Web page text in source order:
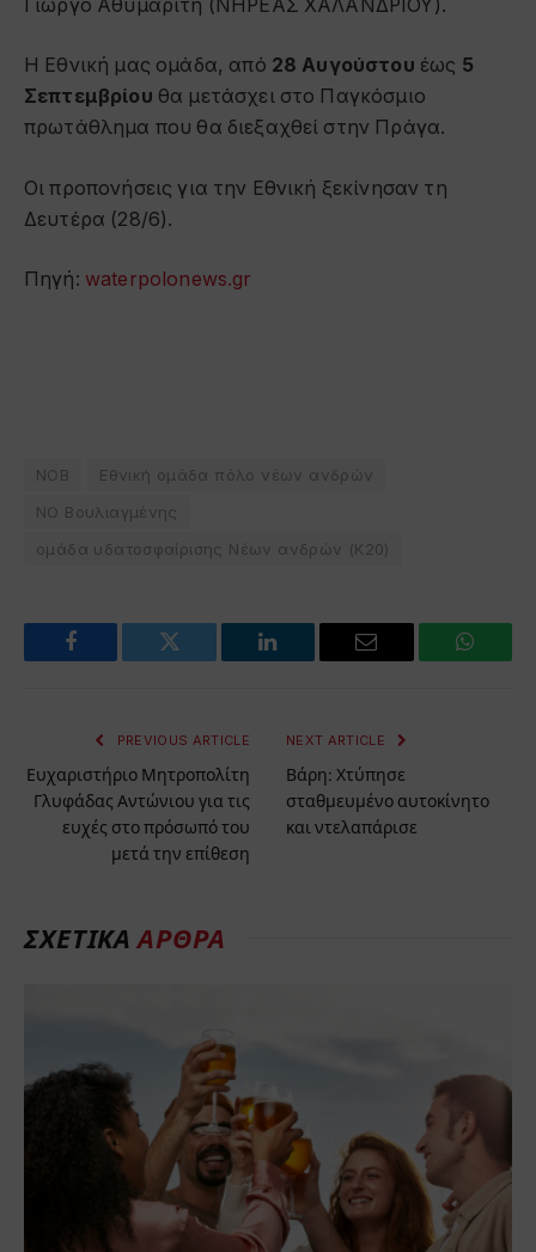
Γιώργο Αθυμαρίτη (ΝΗΡΕΑΣ ΧΑΛΑΝΔΡΙΟΥ).
Η Εθνική μας ομάδα, από 28 Αυγούστου έως 5
Σεπτεμβρίου θα μετάσχει στο Παγκόσμιο
πρωτάθλημα που θα διεξαχθεί στην Πράγα.
Οι προπονήσεις για την Εθνική ξεκίνησαν τη
Δευτέρα (28/6).
Πηγή: waterpolonews.gr
NOB
Εθνική ομάδα πόλο νέων ανδρών
ΝΟ Βουλιαγμένης
ομάδα υδατοσφαίρισης Νέων ανδρών (Κ20)
Facebook Twitter LinkedIn Email
PREVIOUS ARTICLE
Ευχαριστήριο Μητροπολίτη
Γλυφάδας Αντώνιου για τις
ευχές στο πρόσωπό του
μετά την επίθεση
NEXT ARTICLE
Βάρη: Χτύπησε
σταθμευμένο αυτοκίνητο
και ντελαπάρισε
ΣΧΕΤΙΚΆΆΡΘΡΑ